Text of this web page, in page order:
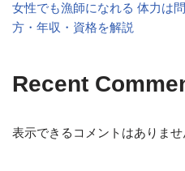
女性でも漁師になれる 体力は
方・年収・資格を解説
Recent
表示できるコメントはありませ